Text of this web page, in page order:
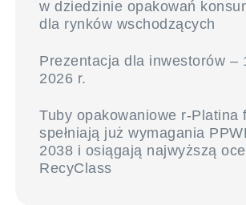
w dziedzinie opakowań
dla rynków wschodzących
Prezentacja dla inwestorów –
2026 r.
Tuby opakowaniowe r-Platina
spełniają już wymagania
2038 i osiągają najwyższą
RecyClass